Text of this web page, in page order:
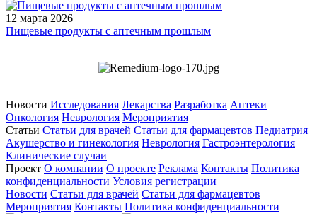
12 марта 2026
Пищевые продукты с аптечным прошлым
Новости Исследования Лекарства Разработка Аптеки
Онкология Неврология Мероприятия
Статьи Статьи для врачей Статьи для фармацевтов Педиатрия
Акушерство и гинекология Неврология Гастроэнтерология
Клинические случаи
Проект О компании О проекте Реклама Контакты Политика
конфиденциальности Условия регистрации
Новости Статьи для врачей Статьи для фармацевтов
Мероприятия Контакты Политика конфиденциальности